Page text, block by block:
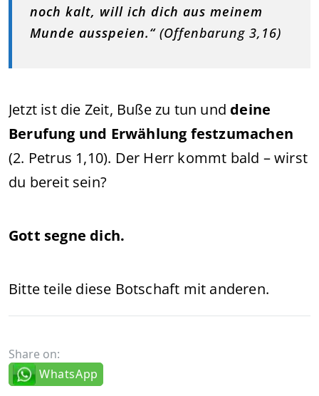
noch kalt, will ich dich aus meinem
Munde ausspeien.“(Offenbarung 3,16)
Jetzt ist die Zeit, Buße zu tun und deine
Berufung und Erwählung festzumachen
(2. Petrus 1,10). Der Herr kommt bald – wirst
du bereit sein?
Gott segne dich.
Bitte teile diese Botschaft mit anderen.
Share on:
WhatsApp